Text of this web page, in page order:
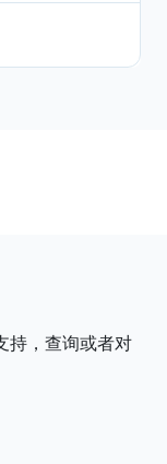
持，查询或者对